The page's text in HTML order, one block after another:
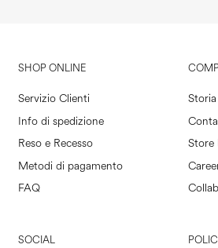
SHOP ONLINE
Servizio Clienti
Info di spedizione
Reso e Recesso
Metodi di pagamento
FAQ
Store
SOCIAL